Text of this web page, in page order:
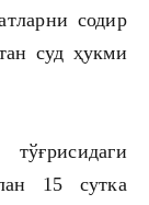
содир
суд ҳукми
15 сутка